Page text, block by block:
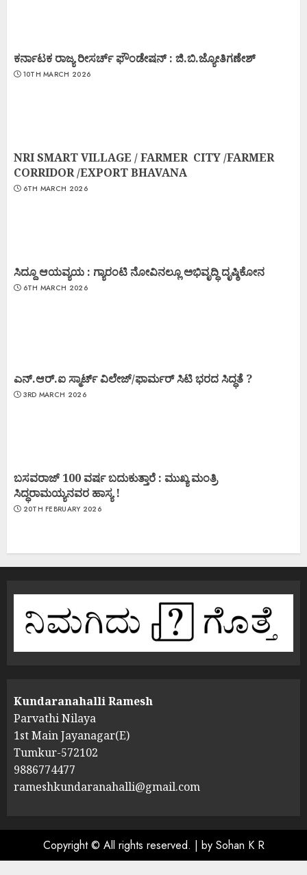
ಕರ್ನಾಟಕ ರಾಜ್ಯ ರೀಸರ್ಚ್ ಫೌಂಡೇಷನ್ : ಜಿ.ಬಿ.ಜ್ಯೋತಿಗಣೇಶ್
10TH MARCH 2026
NRI SMART VILLAGE / FARMER CITY /FARMER
CORRIDOR /EXPORT BHAVANA
6TH MARCH 2026
ಸಿದ್ದೂ ಆಯವ್ಯಯ : ಗ್ಯಾರಂಟಿ ನೋವಿನಲ್ಲೂ ಅಭಿವೃದ್ಧಿ ದೃಷ್ಠಿಕೋನ
6TH MARCH 2026
ಎನ್.ಆರ್.ಐ ಸ್ಮಾರ್ಟ್ ವಿಲೇಜ್/ಫಾರ್ಮರ್ ಸಿಟಿ ಭರದ ಸಿದ್ಧತೆ ?
3RD MARCH 2026
ಬಸವರಾಜ್ 100 ವರ್ಷ ಬದುಕುತ್ತಾರೆ : ಮುಖ್ಯ ಮಂತ್ರಿ
ಸಿದ್ಧರಾಮಯ್ಯನವರ ಹಾಸ್ಯ !
20TH FEBRUARY 2026
Kundaranahalli Ramesh
Parvathi Nilaya
1st Main Jayanagar(E)
Tumkur-572102
9886774477
rameshkundaranahalli@gmail.com
Copyright © All rights reserved. | by Sohan K R